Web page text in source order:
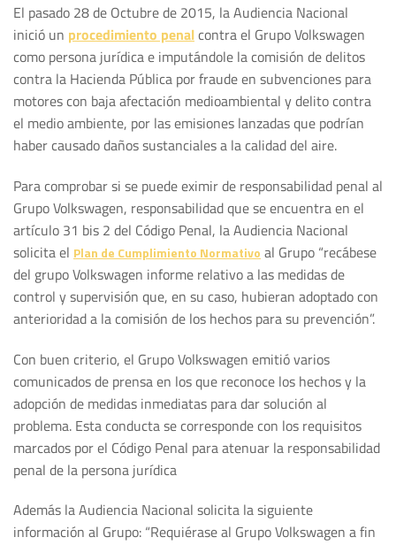
El pasado 28 de Octubre de 2015, la Audiencia Nacional
inició un procedimiento penalcontra el Grupo Volkswagen
como persona jurídica e imputándole la comisión de delitos
contra la Hacienda Pública por fraude en subvenciones para
motores con baja afectación medioambiental y delito contra
el medio ambiente, por las emisiones lanzadas que podrían
haber causado daños sustanciales a la calidad del aire.
Para comprobar si se puede eximir de responsabilidad penal al
Grupo Volkswagen, responsabilidad que se encuentra en el
artículo 31 bis 2 del Código Penal, la Audiencia Nacional
solicita el Plan de Cumplimiento Normativo al Grupo “recábese
del grupo Volkswagen informe relativo a las medidas de
control y supervisión que, en su caso, hubieran adoptado con
anterioridad a la comisión de los hechos para su prevención”.
Con buen criterio, el Grupo Volkswagen emitió varios
comunicados de prensa en los que reconoce los hechos y la
adopción de medidas inmediatas para dar solución al
problema. Esta conducta se corresponde con los requisitos
marcados por el Código Penal para atenuar la responsabilidad
penal de la persona jurídica
Además la Audiencia Nacional solicita la siguiente
información al Grupo: “Requiérase al Grupo Volkswagen a fin